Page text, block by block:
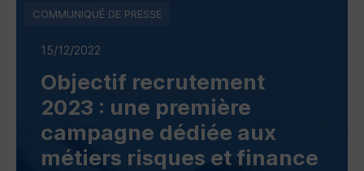
15/12/2022
Objectif recrutement
2023 : une première
campagne dédiée aux
métiers risques et finance
COMMUNIQUÉ DE PRESSE